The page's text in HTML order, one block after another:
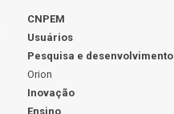
CNPEM
Usuários
Pesquisa e desenvolvimento
Orion
Inovação
Ensino